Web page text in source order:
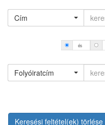
Cím
és
Folyóiratcím
Keresési feltétel(ek) törlése